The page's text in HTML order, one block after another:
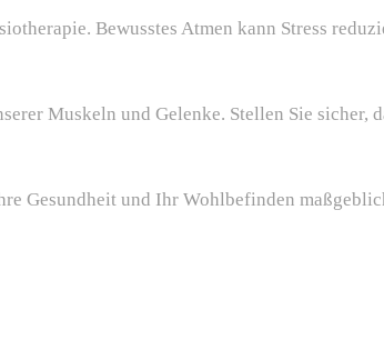
Bewusstes Atmen kann Stress
Muskeln und Gelenke. Stellen Sie sicher,
Gesundheit und Ihr Wohlbefinden